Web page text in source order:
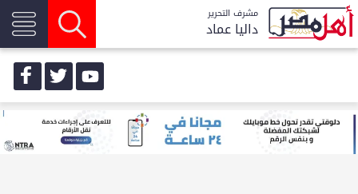
مشرف التحرير
داليا عماد